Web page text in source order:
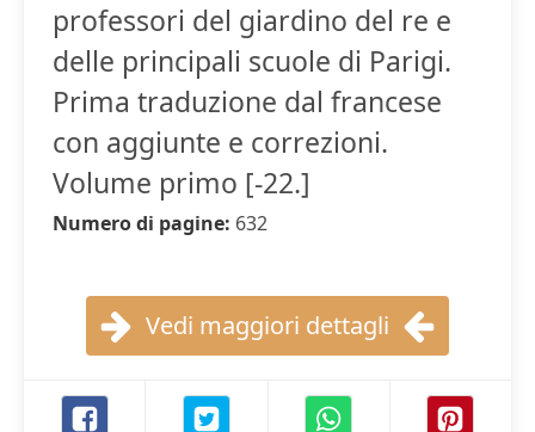
professori del giardino del re e
delle principali scuole di Parigi.
Prima traduzione dal francese
con aggiunte e correzioni.
Volume primo [-22.]
Numero di pagine: 632
Vedi maggiori dettagli